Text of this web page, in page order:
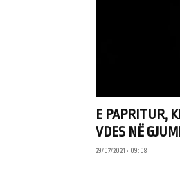
E PAPRITUR,
VDES NË
29/07/2021 • 09:08